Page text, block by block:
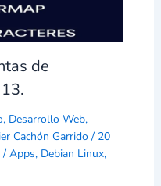
de
, Desarrollo Web,
Cachón Garrido / 20
/ Apps, Debian Linux,